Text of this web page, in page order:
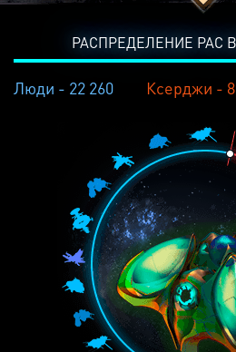
РАСПРЕДЕЛЕНИЕ РАС
Люди - 22 260 Ксерджи -